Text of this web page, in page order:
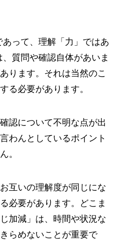
って、理解「力」ではあ
質問や確認自体があいま
ります。それは当然のこ
る必要があります。
認について不明な点が出
わんとしているポイント
。
互いの理解度が同じにな
必要があります。どこま
加減」は、時間や状況な
らめないことが重要で